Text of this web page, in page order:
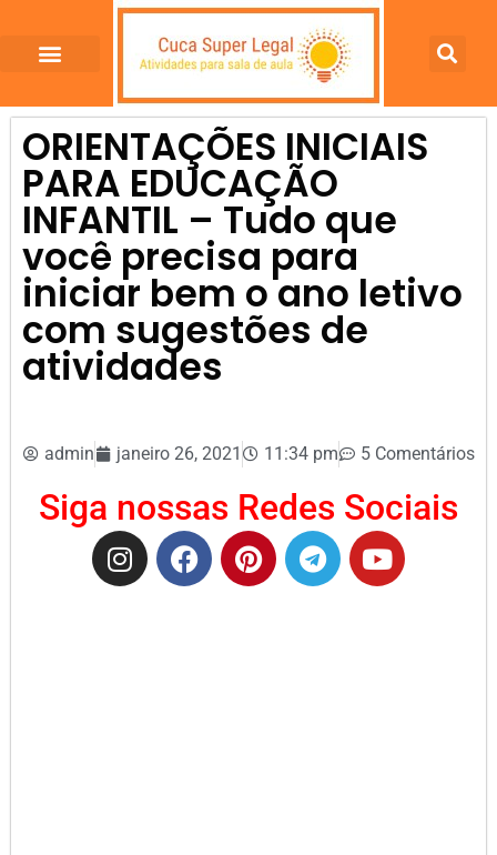
ORIENTAÇÕES INICIAIS
PARA EDUCAÇÃO
INFANTIL – Tudo que
você precisa para
iniciar bem o ano letivo
com sugestões de
atividades
admin janeiro 26, 2021 11:34 pm 5 Comentários
Siga nossas Redes Sociais